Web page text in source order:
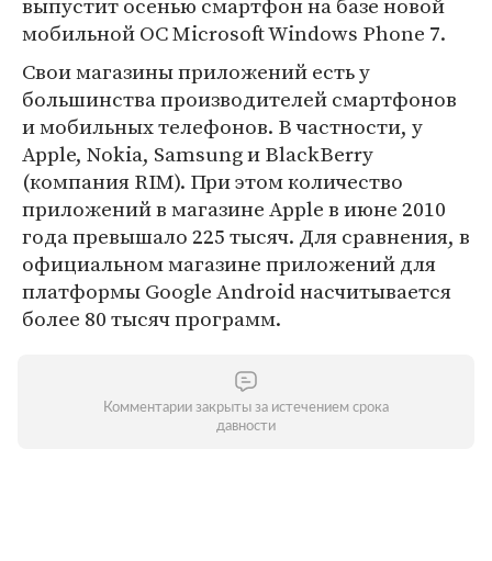
мобильной ОС Microsoft Windows Phone 7.
Свои магазины приложений есть у
большинства производителей смартфонов
и мобильных телефонов. В частности, у
Apple, Nokia, Samsung и BlackBerry
(компания RIM). При этом количество
приложений в магазине Apple в июне 2010
года превышало 225 тысяч. Для сравнения, в
официальном магазине приложений для
платформы Google Android насчитывается
более 80 тысяч программ.
Комментарии закрыты за истечением срока
давности